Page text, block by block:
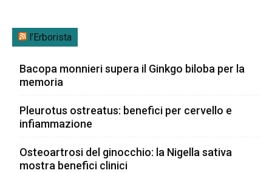
l’Erborista
Bacopa monnieri supera il Ginkgo biloba per la
memoria
Pleurotus ostreatus: benefici per cervello e
infiammazione
Osteoartrosi del ginocchio: la Nigella sativa
mostra benefici clinici